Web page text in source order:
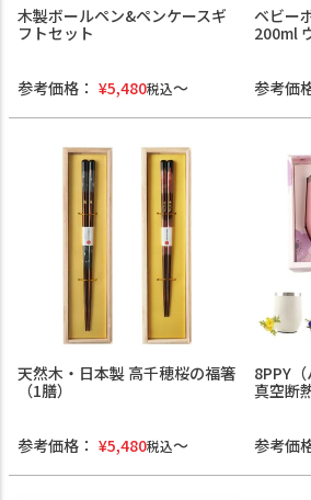
木製ボールペン&ペンケースギ
フトセット
参考価格： ¥5,480税込
ベビー
200ml
参考価
天然木・日本製 高千穂桜の福箸
（1膳）
参考価格： ¥5,480税込
8PPY
真空断
参考価